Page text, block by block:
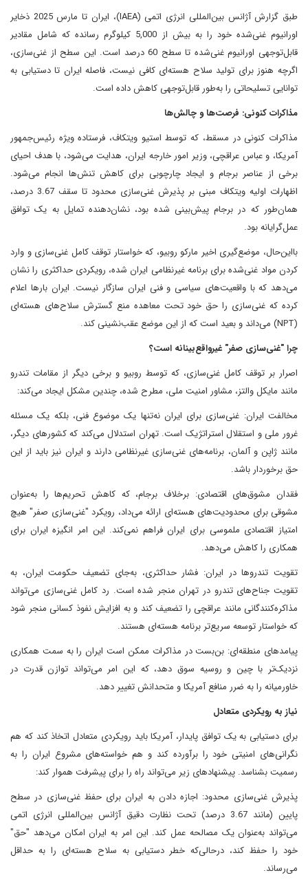
طبق گزارش آژانس بین‌المللی انرژی اتمی (IAEA)، ایران تا مارس 2025 ذخایر
اورانیوم غنی‌شده خود را به بیش از 5,000 کیلوگرم رسانده که شامل مقادیر
قابل‌توجهی اورانیوم غنی‌شده تا سطح 60 درصد است. این سطح از غنی‌سازی،
اگرچه هنوز برای تولید سلاح هسته‌ای کافی نیست، فاصله ایران تا دستیابی به
توانایی تسلیحاتی را به‌طور قابل‌توجهی کاهش داده است.
مذاکرات کنونی: فرصت‌ها و چالش‌ها
مذاکرات کنونی در مسقط، که توسط استیو ویتکاف، فرستاده ویژه رئیس‌جمهور
آمریکا، و عباس عراقچی، وزیر امور خارجه ایران، هدایت می‌شود، با هدف احیای
برخی از عناصر برجام و ایجاد چارچوبی برای کاهش تنش‌ها انجام می‌شود.
اظهارات اولیه ویتکاف مبنی بر پذیرش غنی‌سازی محدود تا سقف 3.67 درصد،
همان‌طور که در برجام پیش‌بینی شده بود، نشان‌دهنده تمایل به یک توافق
عمل‌گرایانه بود.
بااین‌حال، موضع‌گیری اخیر مارکو روبیو، که خواستار توقف کامل غنی‌سازی و وارد
کردن مواد غنی‌شده برای برنامه غیرنظامی ایران شده، رویکردی حداکثری را نشان
می‌دهد که با واقعیت‌های سیاسی و فنی ایران سازگار نیست. ایران بارها اعلام
کرده که غنی‌سازی را حق خود تحت معاهده منع گسترش سلاح‌های هسته‌ای
(NPT) می‌داند و بعید است که از این موضع عقب‌نشینی کند.
چرا "غنی‌سازی صفر" غیرواقع‌بینانه است؟
اصرار بر توقف کامل غنی‌سازی، که توسط روبیو و برخی دیگر از مقامات تندرو
مانند مایکل والتز، مشاور امنیت ملی، مطرح شده، چندین مشکل ایجاد می‌کند:
مخالفت ایران: غنی‌سازی برای ایران نه‌تنها یک موضوع فنی، بلکه یک مسئله
غرور ملی و استقلال استراتژیک است. تهران استدلال می‌کند که کشورهای دیگر،
مانند ژاپن و آلمان، برنامه‌های غنی‌سازی غیرنظامی دارند و ایران نیز باید از این
حق برخوردار باشد.
فقدان مشوق‌های اقتصادی: برخلاف برجام، که کاهش تحریم‌ها را به‌عنوان
مشوقی برای محدودیت‌های هسته‌ای ارائه می‌داد، رویکرد "غنی‌سازی صفر" هیچ
امتیاز اقتصادی ملموسی برای ایران فراهم نمی‌کند. این امر انگیزه ایران برای
همکاری را کاهش می‌دهد.
تقویت تندروها در ایران: فشار حداکثری، به‌جای تضعیف حکومت ایران، به
تقویت جناح‌های تندرو در تهران منجر شده است. رد کامل غنی‌سازی می‌تواند
مذاکره‌کنندگانی مانند عراقچی را تضعیف کند و به افزایش نفوذ کسانی منجر شود
که خواستار توسعه سریع‌تر برنامه هسته‌ای هستند.
پیامدهای منطقه‌ای: بن‌بست در مذاکرات ممکن است ایران را به سمت همکاری
نزدیک‌تر با چین و روسیه سوق دهد، که این امر می‌تواند توازن قدرت در
خاورمیانه را به ضرر منافع آمریکا و متحدانش تغییر دهد.
نیاز به رویکردی متعادل
برای دستیابی به یک توافق پایدار، آمریکا باید رویکردی متعادل اتخاذ کند که هم
نگرانی‌های امنیتی خود را برآورده کند و هم خواسته‌های مشروع ایران را به
رسمیت بشناسد. پیشنهادهای زیر می‌تواند راه را برای پیشرفت هموار کند:
پذیرش غنی‌سازی محدود: اجازه دادن به ایران برای حفظ غنی‌سازی در سطح
پایین (مانند 3.67 درصد) تحت نظارت دقیق آژانس بین‌المللی انرژی اتمی
می‌تواند به‌عنوان یک مصالحه عمل کند. این امر به ایران امکان می‌دهد "حق"
خود را حفظ کند، درحالی‌که خطر دستیابی به سلاح هسته‌ای را به حداقل
می‌رساند.